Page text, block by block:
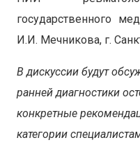
государственного
И.И. Мечникова, г.
В дискуссии будут
ранней диагностики
конкретные
категории